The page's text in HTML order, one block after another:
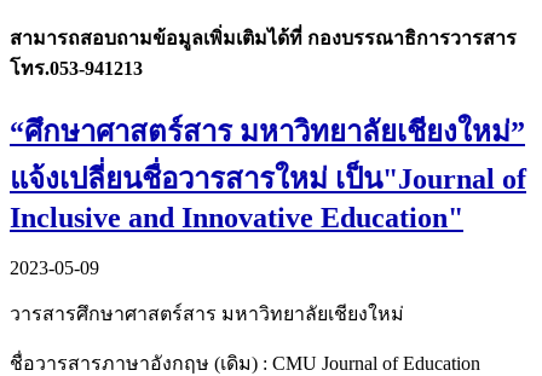
สามารถสอบถามข้อมูลเพิ่มเติมได้ที่ กองบรรณาธิการวารสาร
โทร.053-941213
“ศึกษาศาสตร์สาร มหาวิทยาลัยเชียงใหม่”
แจ้งเปลี่ยนชื่อวารสารใหม่ เป็น"Journal of
Inclusive and Innovative Education"
2023-05-09
วารสารศึกษาศาสตร์สาร มหาวิทยาลัยเชียงใหม่
ชื่อวารสารภาษาอังกฤษ (เดิม) : CMU Journal of Education